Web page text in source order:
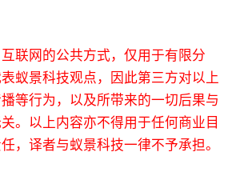
联网的公共方式，仅用于有限分
蚁景科技观点，因此第三方对以上
等行为，以及所带来的一切后果与
。以上内容亦不得用于任何商业目
，译者与蚁景科技一律不予承担。